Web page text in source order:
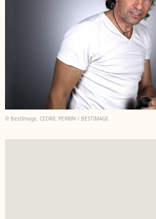
© BestImage, CEDRIC PERRIN / BESTIMAGE